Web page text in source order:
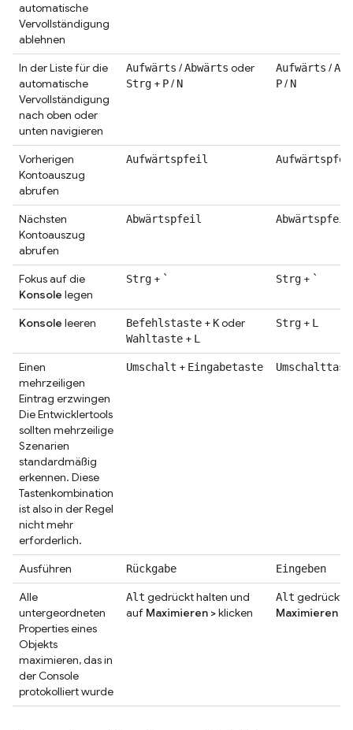
automatische
Vervollständigung
ablehnen
In der Liste für die
automatische
Vervollständigung
nach oben oder
unten navigieren
Aufwärts /Abwärts oder
Strg + P/ N
Aufwärts /
P/ N
Vorherigen
Kontoauszug
abrufen
Aufwärtspfeil
Nächsten
Kontoauszug
abrufen
Abwärtspfeil Abwärtspfeil
Fokus auf die
Konsole legen
Strg + ` Strg + `
Konsole leeren Befehlstaste + Koder
Wahltaste + L
Strg + L
Einen
mehrzeiligen
Eintrag erzwingen
Die Entwicklertools
sollten mehrzeilige
Szenarien
standardmäßig
erkennen. Diese
Tastenkombination
ist also in der Regel
nicht mehr
erforderlich.
Umschalt + Eingabetaste
Ausführen Rückgabe Eingeben
Alle
untergeordneten
Properties eines
Objekts
maximieren, das in
der Console
protokolliert wurde
Alt gedrückt halten und
auf Maximieren >klicken
Alt gedrückt
Maximieren